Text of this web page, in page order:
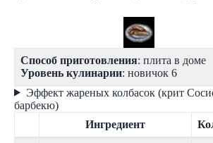
Способ приготовления: плита в доме
Уровень кулинарии: новичок 6
Эффект жареных колбасок (крит
барбекю)
Ингредиент